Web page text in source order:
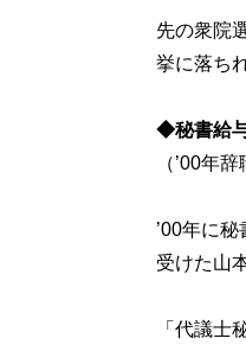
先の衆院
挙に落ち
◆秘書給
（’00年
’00年に
受けた山
「代議士